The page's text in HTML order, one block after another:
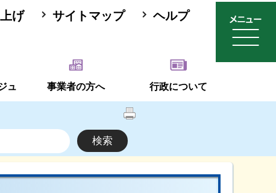
げ サイトマップ ヘルプ
ュ 事業者の方へ 行政について